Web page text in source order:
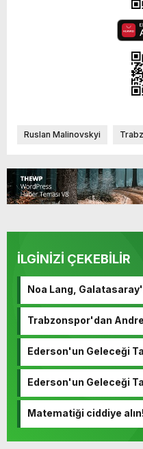
Ruslan Malinovskyi
İLGİNİZİ ÇEKEBİLİR
Noa Lang,
Trabzonspor'dan
Ederson'un Geleceği
Ederson'un Geleceği
Matematiği ciddiye alın!